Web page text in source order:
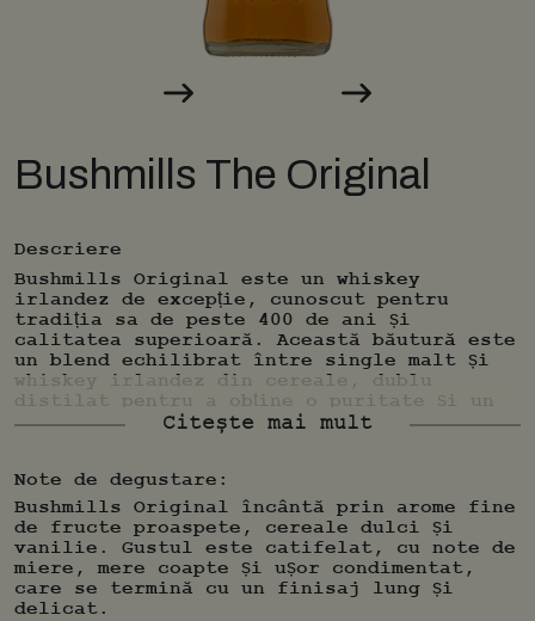
Bushmills The Original
Descriere
Bushmills Original este un whiskey
irlandez de excepție, cunoscut pentru
tradiția sa de peste 400 de ani și
calitatea superioară. Această băutură este
un blend echilibrat între single malt și
whiskey irlandez din cereale, dublu
gust neted caracteristic.
Citește mai mult
Note de degustare:
Bushmills Original încântă prin arome fine
de fructe proaspete, cereale dulci și
vanilie. Gustul este catifelat, cu note de
miere, mere coapte și ușor condimentat,
care se termină cu un finisaj lung și
delicat.